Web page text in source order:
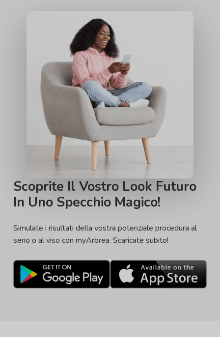
Scoprite Il Vostro Look Futuro
In Uno Specchio Magico!
Simulate i risultati della vostra potenziale procedura al
seno o al viso con myArbrea. Scaricate subito!